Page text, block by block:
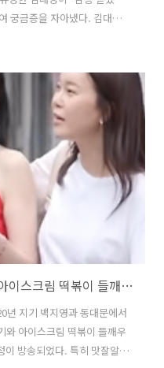
궁금증을 자아냈다. 김대명
집으로 작은 규모의 식당에
면집에 제일 맛있었다며 극찬
부탁해 냉부해 김대명 편에
맛집에 대해 자세히 알아본
연신내 냉면 만두 맛집은 어
김대명이 소개한 연신내의 숨
미운우리새끼 미우새 린 백지영 아이스크림 떡볶이 들깨우동 맛집 위치
년 지기 백지영과 동대문에서
와 아이스크림 떡볶이 들깨우
이 방송되었다. 특히 맛잘알로